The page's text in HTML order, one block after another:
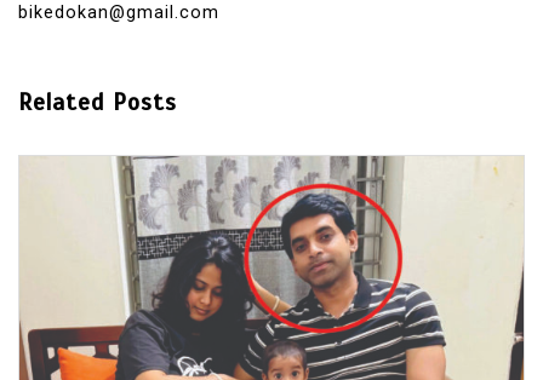
bikedokan@gmail.com
Related Posts